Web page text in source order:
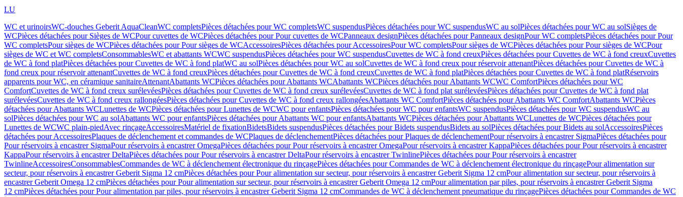
LU
WC et urinoirsWC-douches Geberit AquaCleanWC completsPièces détachées pour WC completsWC suspendusPièces détachées pour WC suspendusWC au solPièces détachées pour WC au solSièges de
WCPièces détachées pour Sièges de WCPour cuvettes de WCPièces détachées pour Pour cuvettes de WCPanneaux designPièces détachées pour Panneaux designPour WC completsPièces détachées pour Pour
WC completsPour sièges de WCPièces détachées pour Pour sièges de WCAccessoiresPièces détachées pour AccessoiresPour WC completsPour sièges de WCPièces détachées pour Pour sièges de WCPour
sièges de WC et WC completsConsommablesWC et abattants WCWC suspendusPièces détachées pour WC suspendusCuvettes de WC à fond creuxPièces détachées pour Cuvettes de WC à fond creuxCuvettes
de WC à fond platPièces détachées pour Cuvettes de WC à fond platWC au solPièces détachées pour WC au solCuvettes de WC à fond creux pour réservoir attenantPièces détachées pour Cuvettes de WC à
fond creux pour réservoir attenantCuvettes de WC à fond creuxPièces détachées pour Cuvettes de WC à fond creuxCuvettes de WC à fond platPièces détachées pour Cuvettes de WC à fond platRéservoirs
apparents pour WC, en céramique sanitaireAttenantAbattants WCPièces détachées pour Abattants WCAbattants WCPièces détachées pour Abattants WCWC ComfortPièces détachées pour WC
ComfortCuvettes de WC à fond creux surélevéesPièces détachées pour Cuvettes de WC à fond creux surélevéesCuvettes de WC à fond plat surélevéesPièces détachées pour Cuvettes de WC à fond plat
surélevéesCuvettes de WC à fond creux rallongéesPièces détachées pour Cuvettes de WC à fond creux rallongéesAbattants WC ComfortPièces détachées pour Abattants WC ComfortAbattants WCPièces
détachées pour Abattants WCLunettes de WCPièces détachées pour Lunettes de WCWC pour enfantsPièces détachées pour WC pour enfantsWC suspendusPièces détachées pour WC suspendusWC au
solPièces détachées pour WC au solAbattants WC pour enfantsPièces détachées pour Abattants WC pour enfantsAbattants WCPièces détachées pour Abattants WCLunettes de WCPièces détachées pour
Lunettes de WCWC plain-piedAvec rinçageAccessoiresMatériel de fixationBidetsBidets suspendusPièces détachées pour Bidets suspendusBidets au solPièces détachées pour Bidets au solAccessoiresPièces
détachées pour AccessoiresPlaques de déclenchement et commandes de WCPlaques de déclenchementPièces détachées pour Plaques de déclenchementPour réservoirs à encastrer SigmaPièces détachées pour
Pour réservoirs à encastrer SigmaPour réservoirs à encastrer OmegaPièces détachées pour Pour réservoirs à encastrer OmegaPour réservoirs à encastrer KappaPièces détachées pour Pour réservoirs à encastrer
KappaPour réservoirs à encastrer DeltaPièces détachées pour Pour réservoirs à encastrer DeltaPour réservoirs à encastrer TwinlinePièces détachées pour Pour réservoirs à encastrer
TwinlineAccessoiresConsommablesCommandes de WC à déclenchement électronique du rinçagePièces détachées pour Commandes de WC à déclenchement électronique du rinçagePour alimentation sur
secteur, pour réservoirs à encastrer Geberit Sigma 12 cmPièces détachées pour Pour alimentation sur secteur, pour réservoirs à encastrer Geberit Sigma 12 cmPour alimentation sur secteur, pour réservoirs à
encastrer Geberit Omega 12 cmPièces détachées pour Pour alimentation sur secteur, pour réservoirs à encastrer Geberit Omega 12 cmPour alimentation par piles, pour réservoirs à encastrer Geberit Sigma
12 cmPièces détachées pour Pour alimentation par piles, pour réservoirs à encastrer Geberit Sigma 12 cmCommandes de WC à déclenchement pneumatique du rinçagePièces détachées pour Commandes de WC